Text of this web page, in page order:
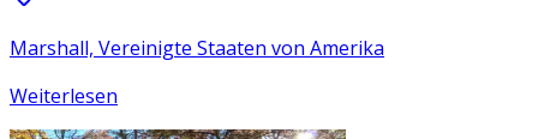
Marshall, Vereinigte Staaten von Amerika
Weiterlesen